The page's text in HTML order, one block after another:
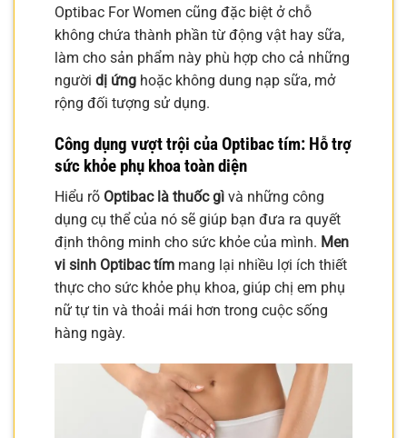
Optibac For Women cũng đặc biệt ở chỗ
không chứa thành phần từ động vật hay sữa,
làm cho sản phẩm này phù hợp cho cả những
người dị ứng hoặc không dung nạp sữa, mở
rộng đối tượng sử dụng.
Công dụng vượt trội của Optibac tím: Hỗ trợ
sức khỏe phụ khoa toàn diện
Hiểu rõ Optibac là thuốc gì và những công
dụng cụ thể của nó sẽ giúp bạn đưa ra quyết
định thông minh cho sức khỏe của mình. Men
vi sinh Optibac tím mang lại nhiều lợi ích thiết
thực cho sức khỏe phụ khoa, giúp chị em phụ
nữ tự tin và thoải mái hơn trong cuộc sống
hàng ngày.